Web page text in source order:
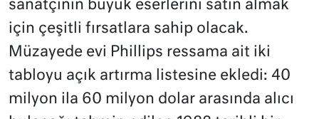
sanatçının büyük eserlerini satın almak
için çeşitli fırsatlara sahip olacak.
Müzayede evi Phillips ressama ait iki
tabloyu açık artırma listesine ekledi: 40
milyon ila 60 milyon dolar arasında alıcı